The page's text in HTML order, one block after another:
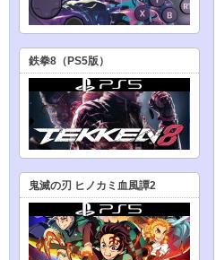
鉄拳8（PS5版）
鬼滅の刃 ヒノカミ血風譚2